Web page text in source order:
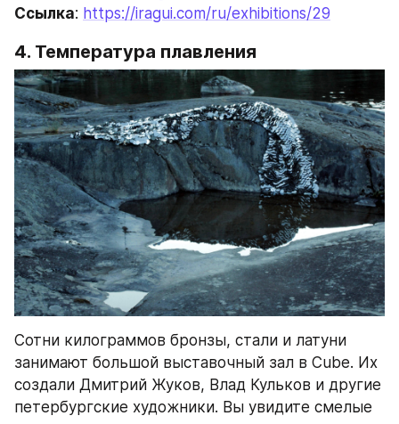
Ссылка: https://iragui.com/ru/exhibitions/29
4. Температура плавления
Сотни килограммов бронзы, стали и латуни
занимают большой выставочный зал в Cube. Их
создали Дмитрий Жуков, Влад Кульков и другие
петербургские художники. Вы увидите смелые